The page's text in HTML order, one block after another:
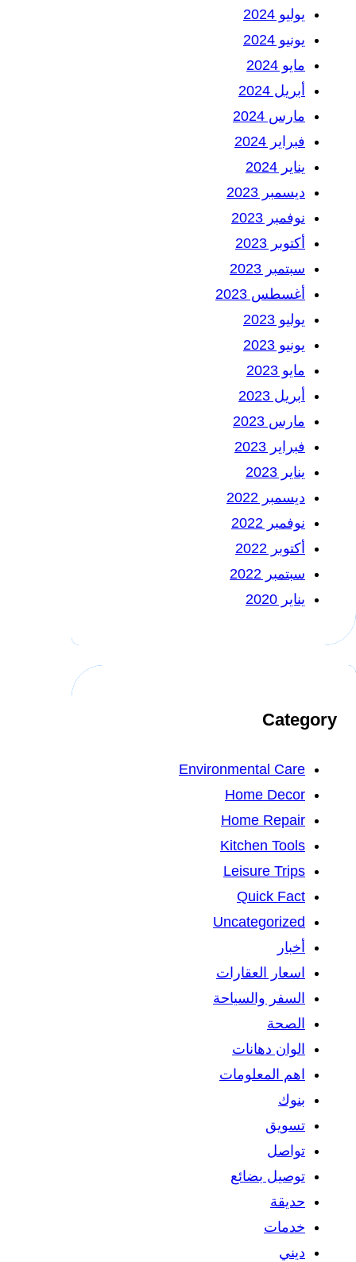
يوليو 2024
يونيو 2024
مايو 2024
أبريل 2024
مارس 2024
فبراير 2024
يناير 2024
ديسمبر 2023
نوفمبر 2023
أكتوبر 2023
سبتمبر 2023
أغسطس 2023
يوليو 2023
يونيو 2023
مايو 2023
أبريل 2023
مارس 2023
فبراير 2023
يناير 2023
ديسمبر 2022
نوفمبر 2022
أكتوبر 2022
سبتمبر 2022
يناير 2020
Category
Environmental Care
Home Decor
Home Repair
Kitchen Tools
Leisure Trips
Quick Fact
Uncategorized
أخبار
اسعار العقارات
السفر والسياحة
الصحة
الوان دهانات
اهم المعلومات
بنوك
تسويق
تواصل
توصيل بضائع
حديقة
خدمات
ديني